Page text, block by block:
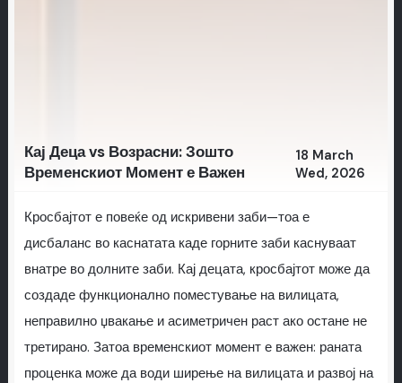
Кај Деца vs Возрасни: Зошто
Временскиот Момент е Важен
18 March
Wed, 2026
Кросбајтот е повеќе од искривени заби—тоа е
дисбаланс во каснатата каде горните заби каснуваат
внатре во долните заби. Кај децата, кросбајтот може да
создаде функционално поместување на вилицата,
неправилно џвакање и асиметричен раст ако остане не
третирано. Затоа временскиот момент е важен: раната
проценка може да води ширење на вилицата и развој на